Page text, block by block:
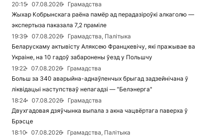
20:15
07.08.2026
Грамадства
Жыхар Кобрынскага раёна памёр ад перадазіроўкі алкаголю —
экспертыза паказала 7,2 праміле
19:39
07.08.2026
Грамадства, Палітыка
Беларускаму актывісту Аляксею Францкевічу, які пражывае ва
Украіне, на 10 гадоў забаронены ўезд у Польшчу
19:22
07.08.2026
Грамадства
Больш за 340 аварыйна-аднаўленчых брыгад задзейнічана ў
ліквідацыі наступстваў непагадзі — "Белэнерга"
18:24
07.08.2026
Грамадства
Двухгадовая дзяўчынка выпала з акна чацвёртага паверха ў
Брэсце
18:10
07.08.2026
Грамадства, Палітыка